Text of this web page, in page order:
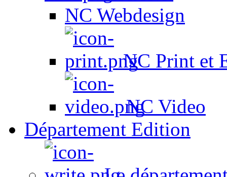
NC Webdesign
NC Print et
NC Video
Département Edition